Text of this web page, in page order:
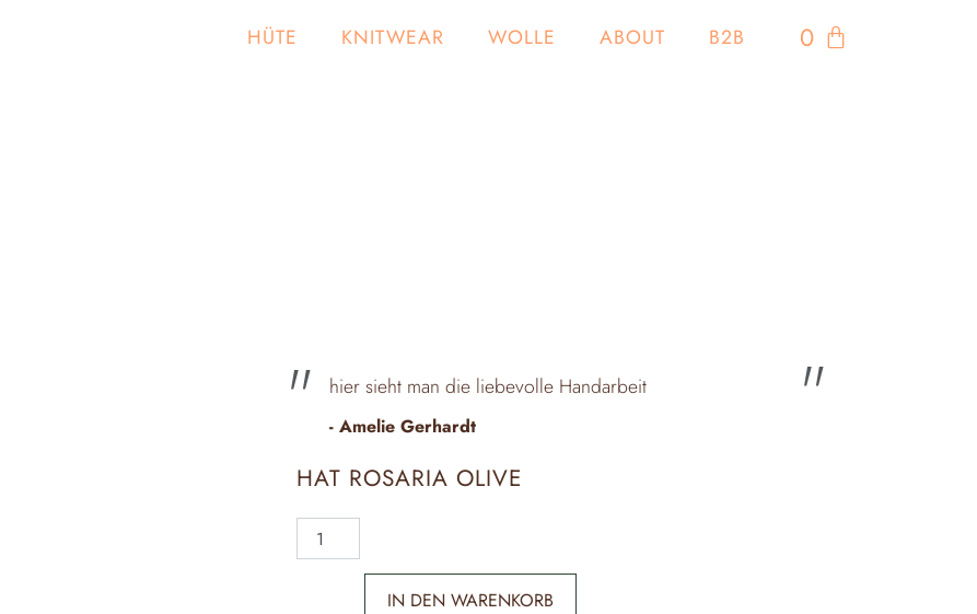
HÜTE KNITWEAR WOLLE ABOUT B2B 0
hier sieht man die liebevolle Handarbeit
- Amelie Gerhardt
HAT ROSARIA OLIVE
IN DEN WARENKORB